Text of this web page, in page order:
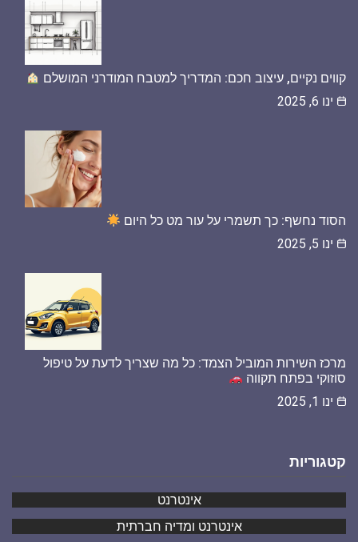
קווים נקיים, עיצוב חכם: המדריך למטבח המודרני המושלם
ינו 6, 2025
הסוד נחשף: כך תשמרי על עור מט כל היום
ינו 5, 2025
מרכז השירות המוביל הצמד: כל מה שצריך לדעת על טיפול
סוזוקי בפתח תקווה
ינו 1, 2025
קטגוריות
אינטרנט
אינטרנט ומדיה חברתית